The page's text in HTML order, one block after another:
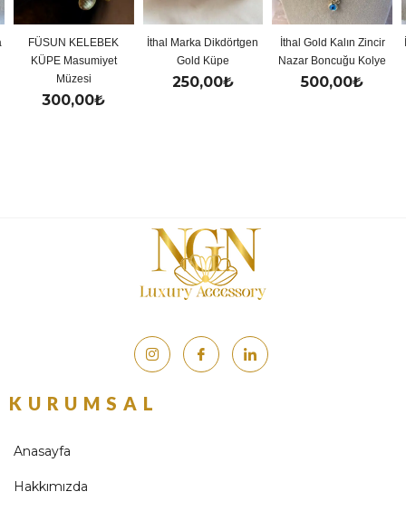
FÜSUN KELEBEK
KÜPE Masumiyet
Müzesi
300,00₺
İthal Marka Dikdörtgen
Gold Küpe
250,00₺
İthal Gold Kalın Zincir
Nazar Boncuğu Kolye
500,00₺
KURUMSAL
Anasayfa
Hakkımızda